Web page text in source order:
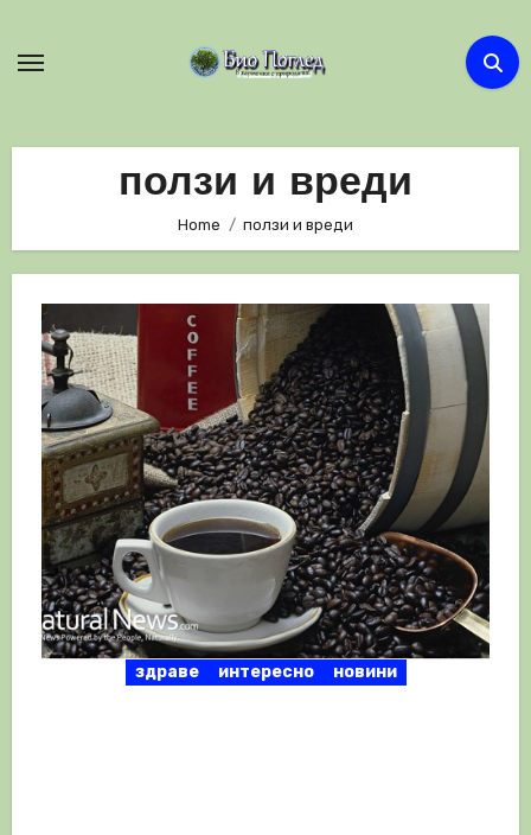
ползи и вреди
Home ползи и вреди
здраве интересно новини